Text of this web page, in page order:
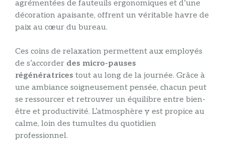
agrémentées de fauteuils ergonomiques et d’une
décoration apaisante, offrent un véritable havre de
paix au cœur du bureau.
Ces coins de relaxation permettent aux employés
de s’accorder des micro-pauses
régénératrices tout au long de la journée. Grâce à
une ambiance soigneusement pensée, chacun peut
se ressourcer et retrouver un équilibre entre bien-
être et productivité. L’atmosphère y est propice au
calme, loin des tumultes du quotidien
professionnel.